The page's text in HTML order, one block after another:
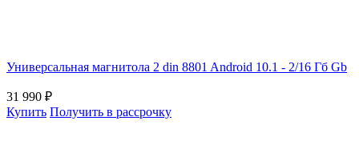
Универсальная магнитола 2 din 8801 Android 10.1 - 2/16 Гб Gb
31 990 ₽
Купить Получить в рассрочку